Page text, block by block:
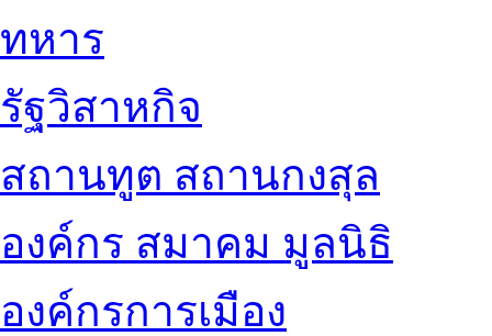
ทหาร
รัฐวิสาหกิจ
สถานทูต สถานกงสุล
องค์กร สมาคม มูลนิธิ
องค์กรการเมือง